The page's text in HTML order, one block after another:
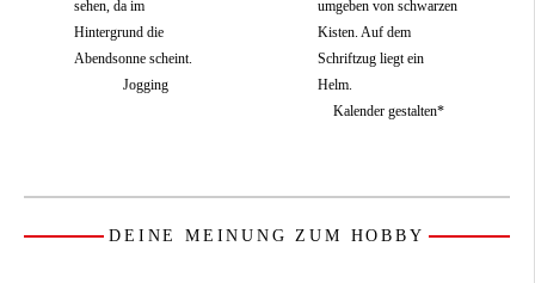
Jogging
Kalender gestalten*
DEINE MEINUNG ZUM HOBBY